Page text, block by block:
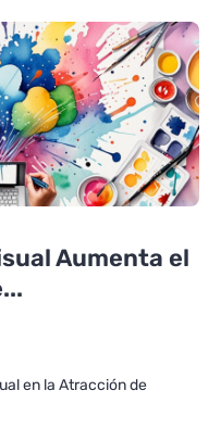
Aumenta el